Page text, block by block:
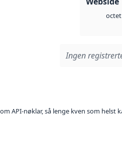
octet
Ingen
API-nøklar, så lenge kven som helst